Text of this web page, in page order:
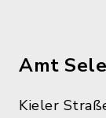
Amt
Kieler